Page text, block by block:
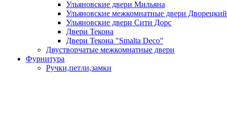
Ульяновские двери Мильяна
Ульяновские межкомнатные двери Дворецкий
Ульяновские двери Сити Дорс
Двери Текона
Двери Текона "Smalta Deco"
Двустворчатые межкомнатные двери
Фурнитура
Ручки,петли,замки